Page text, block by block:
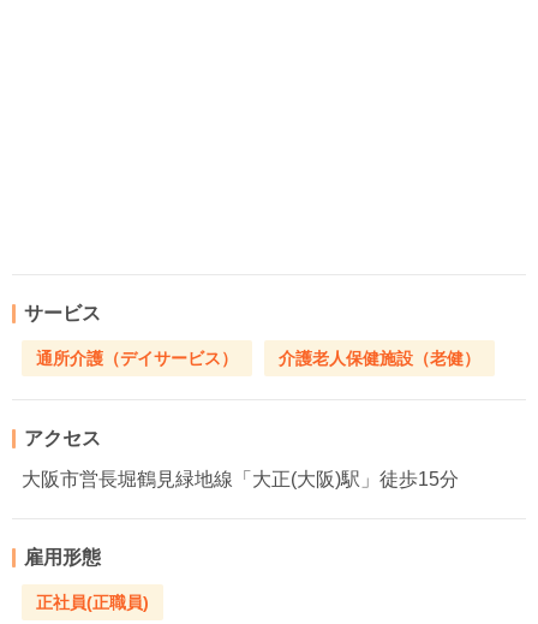
サービス
通所介護（デイサービス） 介護老人保健施設（老健）
アクセス
大阪市営長堀鶴見緑地線「大正(大阪)駅」徒歩15分
雇用形態
正社員(正職員)